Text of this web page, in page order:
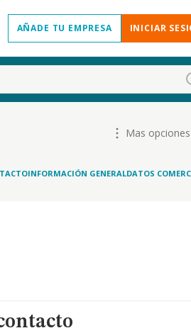
AÑADE TU EMPRESA INICIAR
Mas opciones
INFORMACIÓN GENERALDATOS